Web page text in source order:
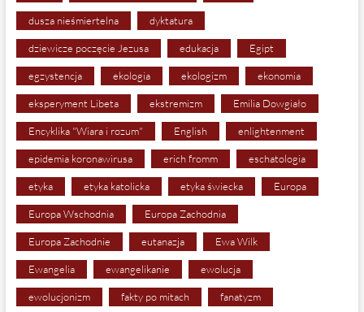
dusza nieśmiertelna dyktatura
dziewicze poczęcie Jezusa edukacja Egipt
egzystencja ekologia ekologizm ekonomia
eksperyment Libeta ekstremizm Emilia Dowgiało
Encyklika "Wiara i rozum" English enlightenment
epidemia koronawirusa erich fromm eschatologia
etyka etyka katolicka etyka świecka Europa
Europa Wschodnia Europa Zachodnia
Europa Zachodnie eutanazja Ewa Wilk
Ewangelia ewangelikanie ewolucja
ewolucjonizm fakty po mitach fanatyzm